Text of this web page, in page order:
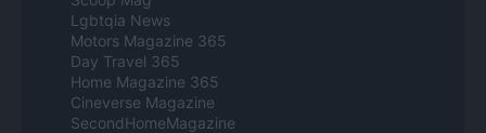
Lgbtqia News
Motors Magazine 365
Day Travel 365
Home Magazine 365
Cineverse Magazine
SecondHomeMagazine